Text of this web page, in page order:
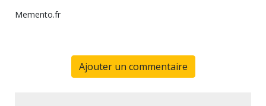
Memento.fr
Ajouter un commentaire